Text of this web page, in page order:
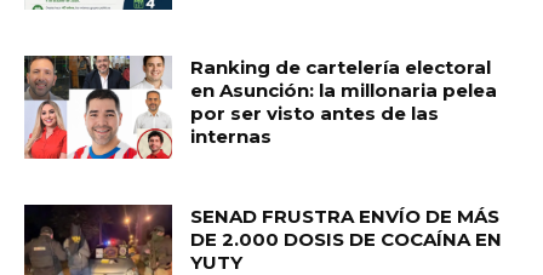
Ranking de cartelería electoral
en Asunción: la millonaria pelea
por ser visto antes de las
internas
SENAD FRUSTRA ENVÍO DE MÁS
DE 2.000 DOSIS DE COCAÍNA EN
YUTY